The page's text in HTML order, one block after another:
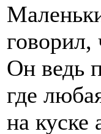
говорил,
Он ведь
где
на